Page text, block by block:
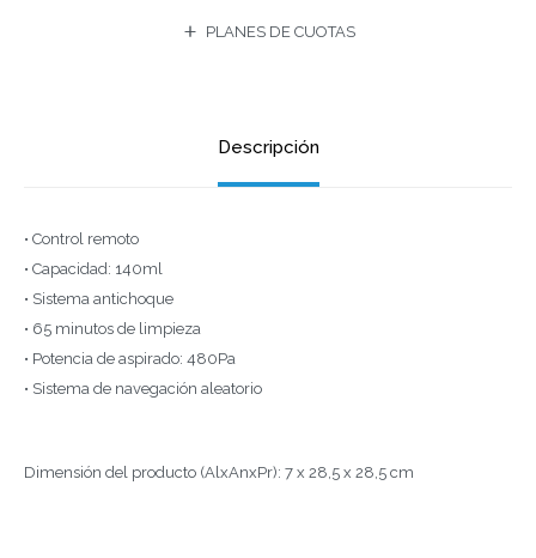
PLANES DE CUOTAS
Descripción
• Control remoto
• Capacidad: 140ml
• Sistema antichoque
• 65 minutos de limpieza
• Potencia de aspirado: 480Pa
• Sistema de navegación aleatorio
Dimensión del producto (AlxAnxPr): 7 x 28,5 x 28,5 cm